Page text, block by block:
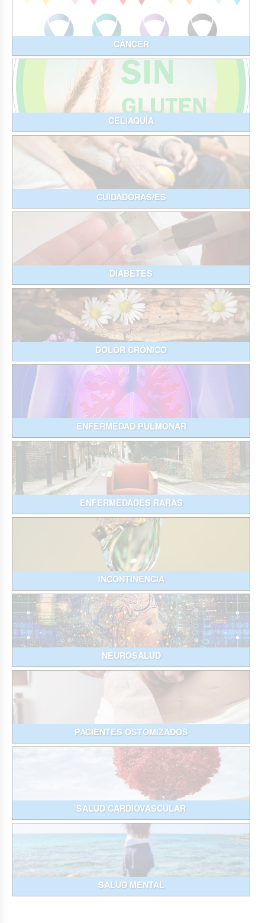
CÁNCER
CELIAQUÍA
CUIDADORAS/ES
DIABETES
DOLOR CRÓNICO
ENFERMEDAD PULMONAR
ENFERMEDADES RARAS
INCONTINENCIA
NEUROSALUD
PACIENTES OSTOMIZADOS
SALUD CARDIOVASCULAR
SALUD MENTAL